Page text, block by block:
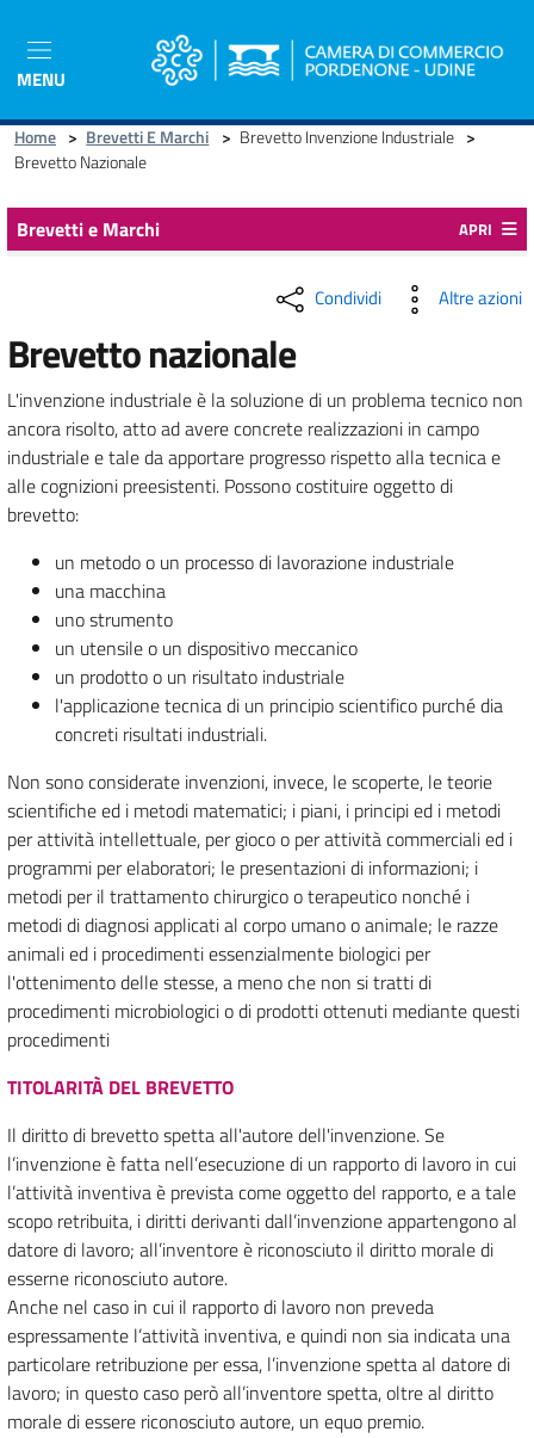
contenuto
MENU
Home > Brevetti E Marchi > Brevetto Invenzione Industriale >
Brevetto Nazionale
Brevetti e Marchi APRI
Condividi Altre azioni
Brevetto nazionale
L'invenzione industriale è la soluzione di un problema tecnico non
ancora risolto, atto ad avere concrete realizzazioni in campo
industriale e tale da apportare progresso rispetto alla tecnica e
alle cognizioni preesistenti. Possono costituire oggetto di
brevetto:
un metodo o un processo di lavorazione industriale
una macchina
uno strumento
un utensile o un dispositivo meccanico
un prodotto o un risultato industriale
l'applicazione tecnica di un principio scientifico purché dia
concreti risultati industriali.
Non sono considerate invenzioni, invece, le scoperte, le teorie
scientifiche ed i metodi matematici; i piani, i principi ed i metodi
per attività intellettuale, per gioco o per attività commerciali ed i
programmi per elaboratori; le presentazioni di informazioni; i
metodi per il trattamento chirurgico o terapeutico nonché i
metodi di diagnosi applicati al corpo umano o animale; le razze
animali ed i procedimenti essenzialmente biologici per
l'ottenimento delle stesse, a meno che non si tratti di
procedimenti microbiologici o di prodotti ottenuti mediante questi
procedimenti
TITOLARITÀ DEL BREVETTO
Il diritto di brevetto spetta all'autore dell'invenzione. Se
l’invenzione è fatta nell’esecuzione di un rapporto di lavoro in cui
l’attività inventiva è prevista come oggetto del rapporto, e a tale
scopo retribuita, i diritti derivanti dall’invenzione appartengono al
datore di lavoro; all’inventore è riconosciuto il diritto morale di
esserne riconosciuto autore.
Anche nel caso in cui il rapporto di lavoro non preveda
espressamente l’attività inventiva, e quindi non sia indicata una
particolare retribuzione per essa, l’invenzione spetta al datore di
lavoro; in questo caso però all’inventore spetta, oltre al diritto
morale di essere riconosciuto autore, un equo premio.